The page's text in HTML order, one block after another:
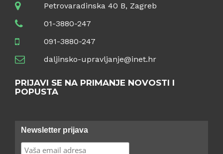
Petrovaradinska 40 B, Zagreb
01-3880-247
091-3880-247
daljinsko-upravljanje@inet.hr
PRIJAVI SE NA PRIMANJE NOVOSTI I
POPUSTA
Newsletter prijava